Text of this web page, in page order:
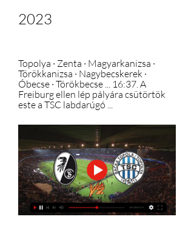
2023
Topolya · Zenta · Magyarkanizsa ·
Törökkanizsa · Nagybecskerek ·
Óbecse · Törökbecse ... 16:37. A
Freiburg ellen lép pályára csütörtök
este a TSC labdarúgó ...